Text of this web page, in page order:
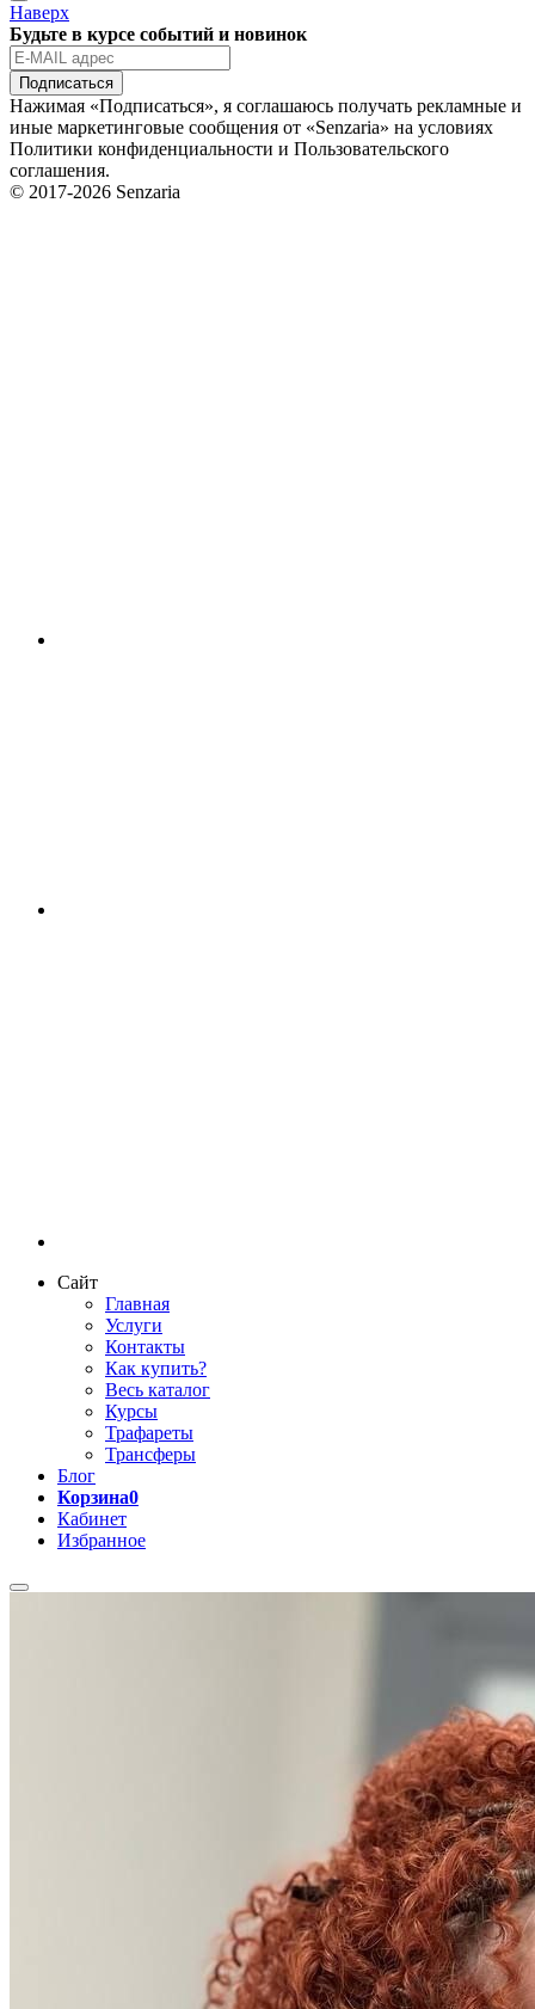
Наверх
Будьте в курсе событий и новинок
Подписаться
Нажимая «Подписаться», я соглашаюсь получать рекламные и
иные маркетинговые сообщения от «Senzaria» на условиях
Политики конфиденциальности и Пользовательского
соглашения.
© 2017-2026 Senzaria
Сайт
Главная
Услуги
Контакты
Как купить?
Весь каталог
Курсы
Трафареты
Трансферы
Блог
Корзина0
Кабинет
Избранное